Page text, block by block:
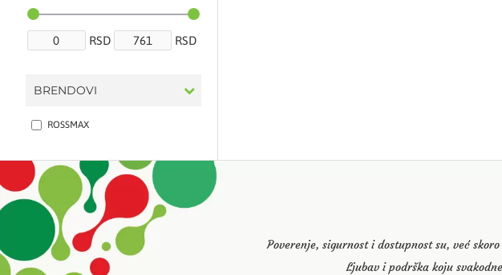
RSD RSD
BRENDOVI
ROSSMAX
Poverenje, sigurnost i dostupnost su, već
Ljubav i podrška koju